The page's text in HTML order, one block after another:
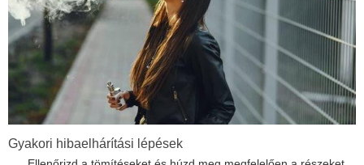
Gyakori hibaelhárítási lépések